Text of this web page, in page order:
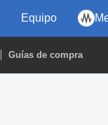
Equipo
Guías de compra